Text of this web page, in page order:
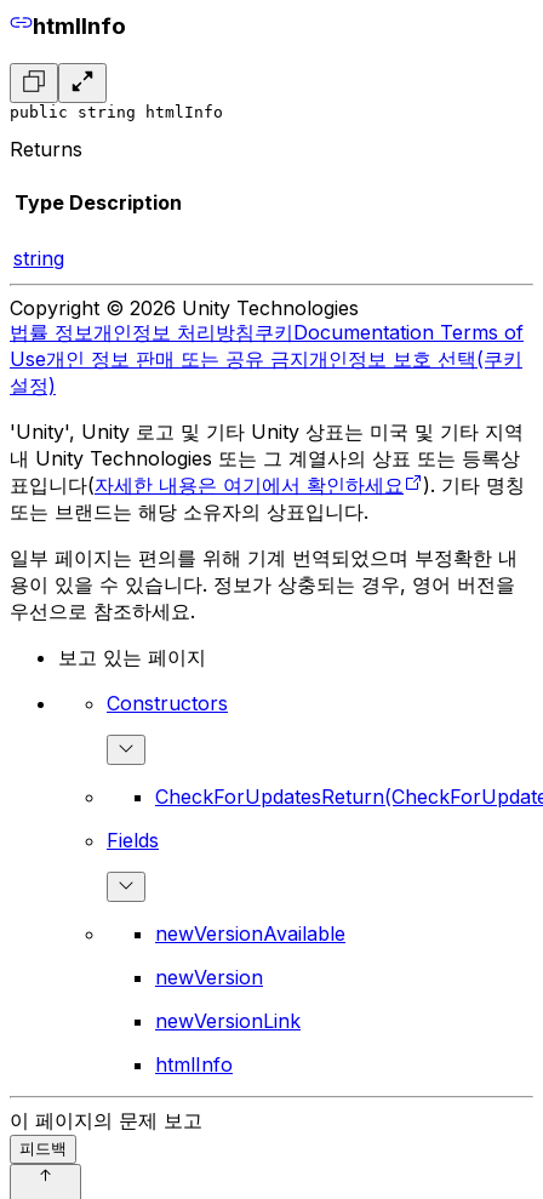
htmlInfo
public string htmlInfo
Returns
Type Description
string
Copyright © 2026 Unity Technologies
법률 정보개인정보 처리방침쿠키Documentation Terms of
Use개인 정보 판매 또는 공유 금지개인정보 보호 선택(쿠키
설정)
'Unity', Unity 로고 및 기타 Unity 상표는 미국 및 기타 지역
내 Unity Technologies 또는 그 계열사의 상표 또는 등록상
표입니다(자세한 내용은 여기에서 확인하세요
). 기타 명칭
또는 브랜드는 해당 소유자의 상표입니다.
일부 페이지는 편의를 위해 기계 번역되었으며 부정확한 내
용이 있을 수 있습니다. 정보가 상충되는 경우, 영어 버전을
우선으로 참조하세요.
보고 있는 페이지
Constructors
Fields
newVersionAvailable
newVersion
newVersionLink
htmlInfo
이 페이지의 문제 보고
피드백